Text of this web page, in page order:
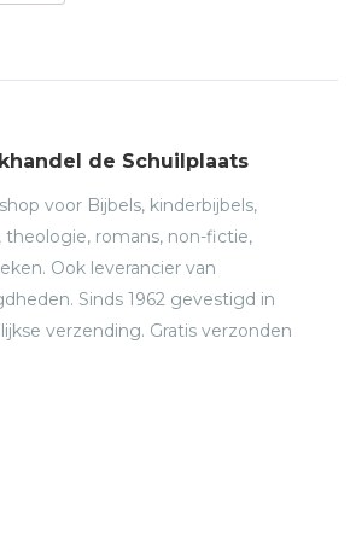
de Schuilplaats
voor Bijbels, kinderbijbels,
theologie, romans, non-fictie,
Ook leverancier van
Sinds 1962 gevestigd in
verzending. Gratis verzonden